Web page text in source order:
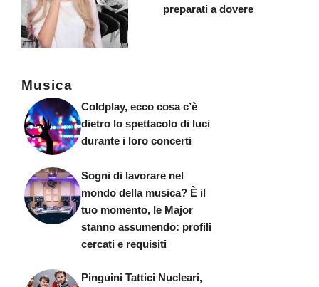
preparati a dovere
Musica
Coldplay, ecco cosa c’è
dietro lo spettacolo di luci
durante i loro concerti
Sogni di lavorare nel
mondo della musica? È il
tuo momento, le Major
stanno assumendo: profili
cercati e requisiti
Pinguini Tattici Nucleari,